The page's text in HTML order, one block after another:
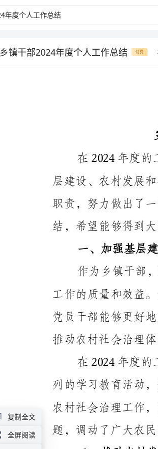
乡镇干部2024年度个人工作总结 付费
一、加强基层建设
题，调动了广大农民的积极性。
二、推动农村发展
复制全文
全屏阅读